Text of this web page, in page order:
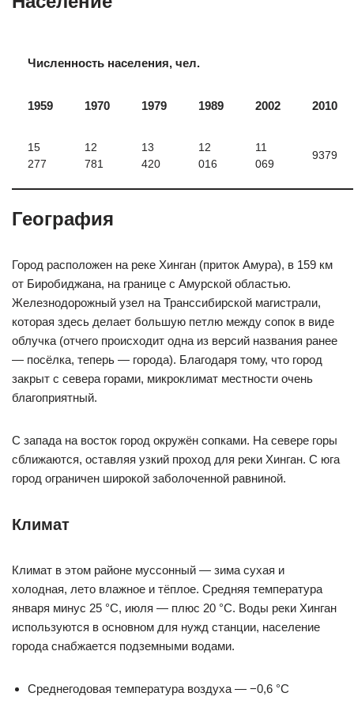
Численность населения, чел.
1959 1970 1979 1989 2002 2010
15
277
12
781
13
420
12
016
11
069
9379
География
Город расположен на реке Хинган (приток Амура), в 159 км
от Биробиджана, на границе с Амурской областью.
Железнодорожный узел на Транссибирской магистрали,
которая здесь делает большую петлю между сопок в виде
облучка (отчего происходит одна из версий названия ранее
— посёлка, теперь — города). Благодаря тому, что город
закрыт с севера горами, микроклимат местности очень
благоприятный.
С запада на восток город окружён сопками. На севере горы
сближаются, оставляя узкий проход для реки Хинган. С юга
город ограничен широкой заболоченной равниной.
Климат
Климат в этом районе муссонный — зима сухая и
холодная, лето влажное и тёплое. Средняя температура
января минус 25 °C, июля — плюс 20 °C. Воды реки Хинган
используются в основном для нужд станции, население
города снабжается подземными водами.
Среднегодовая температура воздуха — −0,6 °C